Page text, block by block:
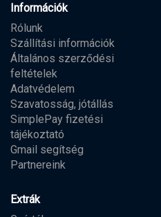
Információk
Rólunk
Szállítási információk
Általános szerződési
feltételek
Adatvédelem
Szavatosság, jótállás
SimplePay fizetési
tájékoztató
Gmail segítség
Partnereink
Extrák